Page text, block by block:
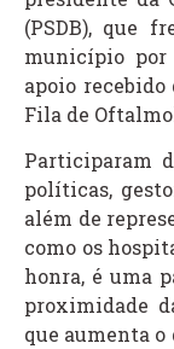
(PSDB), que
município por
apoio
Fila de
Participaram
políticas,
além de
como os
honra, é uma
proximidade
que aumenta o